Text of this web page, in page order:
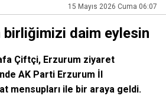
15 Mayıs 2026 Cuma 06:07
daim eylesin
Çiftçi, Erzurum ziyaret
AK Parti Erzurum İl
mensupları ile bir araya geldi.